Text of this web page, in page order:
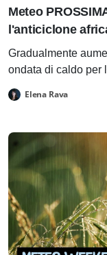
Meteo
l'anticiclone
Gradualmente
ondata di caldo per
Elena Rava